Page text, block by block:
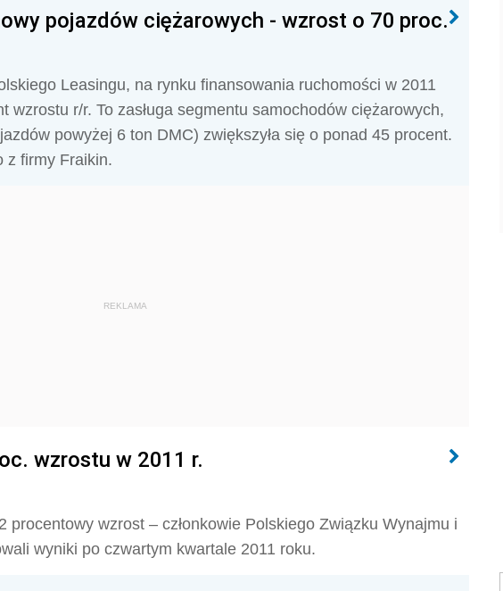
pojazdów ciężarowych - wzrost o 70 proc.
Leasingu, na rynku finansowania ruchomości w 2011
wzrostu r/r. To zasługa segmentu samochodów ciężarowych,
powyżej 6 ton DMC) zwiększyła się o ponad 45 procent.
z firmy Fraikin.
REKLAMA
wzrostu w 2011 r.
procentowy wzrost – członkowie Polskiego Związku Wynajmu i
wyniki po czwartym kwartale 2011 roku.